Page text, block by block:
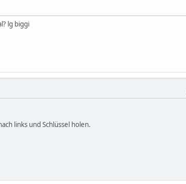
lg biggi
links und Schlüssel holen.